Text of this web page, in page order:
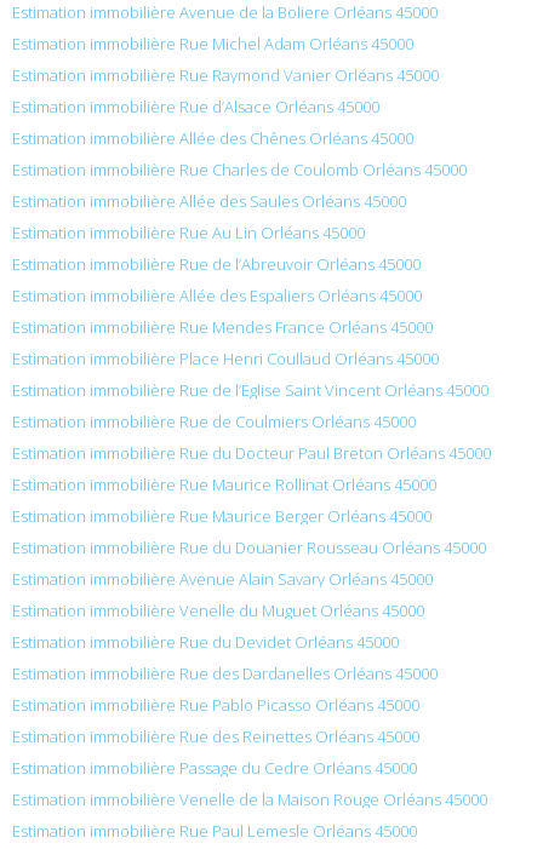
Estimation immobilière Avenue de la Boliere Orléans 45000
Estimation immobilière Rue Michel Adam Orléans 45000
Estimation immobilière Rue Raymond Vanier Orléans 45000
Estimation immobilière Rue d’Alsace Orléans 45000
Estimation immobilière Allée des Chênes Orléans 45000
Estimation immobilière Rue Charles de Coulomb Orléans 45000
Estimation immobilière Allée des Saules Orléans 45000
Estimation immobilière Rue Au Lin Orléans 45000
Estimation immobilière Rue de l’Abreuvoir Orléans 45000
Estimation immobilière Allée des Espaliers Orléans 45000
Estimation immobilière Rue Mendes France Orléans 45000
Estimation immobilière Place Henri Coullaud Orléans 45000
Estimation immobilière Rue de l’Église Saint Vincent Orléans 45000
Estimation immobilière Rue de Coulmiers Orléans 45000
Estimation immobilière Rue du Docteur Paul Breton Orléans 45000
Estimation immobilière Rue Maurice Rollinat Orléans 45000
Estimation immobilière Rue Maurice Berger Orléans 45000
Estimation immobilière Rue du Douanier Rousseau Orléans 45000
Estimation immobilière Avenue Alain Savary Orléans 45000
Estimation immobilière Venelle du Muguet Orléans 45000
Estimation immobilière Rue du Devidet Orléans 45000
Estimation immobilière Rue des Dardanelles Orléans 45000
Estimation immobilière Rue Pablo Picasso Orléans 45000
Estimation immobilière Rue des Reinettes Orléans 45000
Estimation immobilière Passage du Cedre Orléans 45000
Estimation immobilière Venelle de la Maison Rouge Orléans 45000
Estimation immobilière Rue Paul Lemesle Orléans 45000